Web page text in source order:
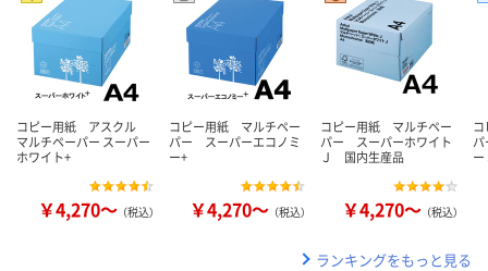
コピー用紙 アスクル
マルチペーパー スーパー
ホワイト+
￥4,270～ （税込）
コピー用紙 マルチペー
パー スーパーエコノミ
ー+
￥4,270～ （税込）
コピー用紙 マルチペー
パー スーパーホワイト
Ｊ 国内生産品
￥4,270～ （税込）
ランキングをもっと見る